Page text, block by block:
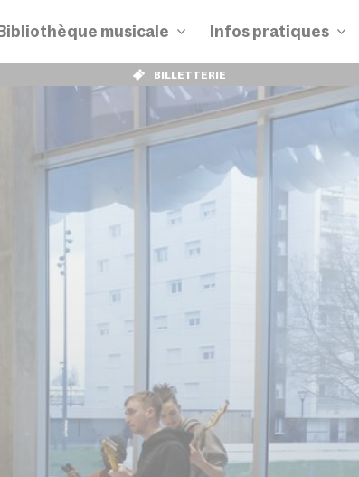
Bibliothèque musicale Infos pratiques
BILLETTERIE